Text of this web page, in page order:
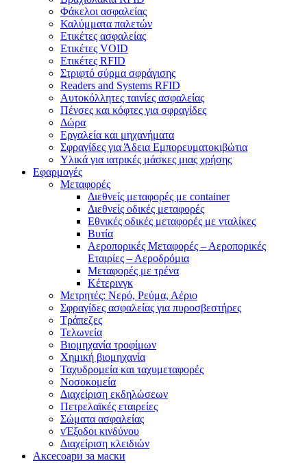
Φάκελοι ασφαλείας
Καλύμματα παλετών
Ετικέτες ασφαλείας
Ετικέτες VOID
Ετικέτες RFID
Στριφτό σύρμα σφράγισης
Readers and Systems RFID
Αυτοκόλλητες ταινίες ασφαλείας
Πένσες και κόφτες για σφραγίδες
Δώρα
Εργαλεία και μηχανήματα
Σφραγίδες για Άδεια Εμπορευματοκιβώτια
Υλικά για ιατρικές μάσκες μιας χρήσης
Εφαρμογές
Μεταφορές
Διεθνείς μεταφορές με container
Διεθνείς οδικές μεταφορές
Εθνικές οδικές μεταφορές με νταλίκες
Βυτία
Αεροπορικές Μεταφορές – Αεροπορικές
Εταιρίες – Αεροδρόμια
Μεταφορές με τρένα
Κέτερινγκ
Μετρητές: Νερό, Ρεύμα, Αέριο
Σφραγίδες ασφαλείας για πυροσβεστήρες
Τράπεζες
Τελωνεία
Βιομηχανία τροφίμων
Χημική βιομηχανία
Ταχυδρομεία και ταχυμεταφορές
Νοσοκομεία
Διαχείριση εκδηλώσεων
Πετρελαϊκές εταιρείες
Σώματα ασφαλείας
vΈξοδοι κινδύνου
Διαχείριση κλειδιών
Аксесоари за маски